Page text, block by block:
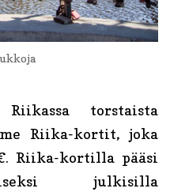
torstaista
Riika-kortit, joka
Riika-kortilla pääsi
julkisilla